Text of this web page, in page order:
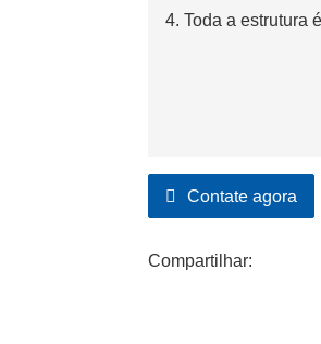
4. Toda a estrutura
Contate agora
Compartilhar: